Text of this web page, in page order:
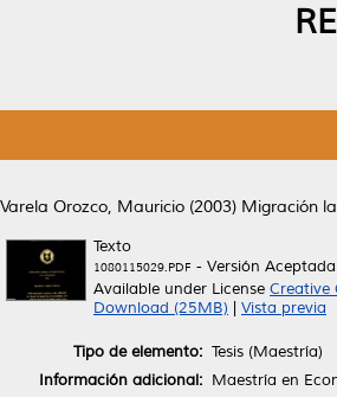
Varela Orozco, Mauricio (2003) Migración
Texto
1080115029.PDF - Versión Aceptada
Available under License Creative
Download (25MB)
Vista previa
Tipo de elemento: Tesis (Maestría)
Información adicional: Maestría en